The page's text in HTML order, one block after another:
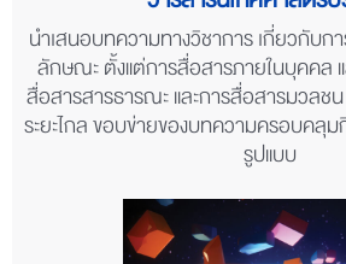
วารสารนิเทศศาสตร์ป
นำเสนอบทความทางวิชาการ เกี่ยวกับก
ลักษณะ ตั้งแต่การสื่อสารภายในบุคคล แ
สื่อสารสารธารณะ และการสื่อสารมวลชน
ระยะไกล ขอบข่ายของบทความครอบคลุม
รูปแบบ